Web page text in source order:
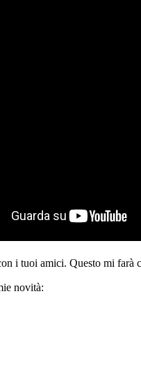
i tuoi amici. Questo mi
novità: